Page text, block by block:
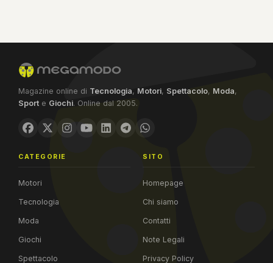
Magazine online di Tecnologia, Motori, Spettacolo, Moda,
Sport e Giochi. Online dal 2005.
CATEGORIE
Motori
Tecnologia
Moda
Giochi
Spettacolo
SITO
Homepage
Chi siamo
Contatti
Note Legali
Privacy Policy